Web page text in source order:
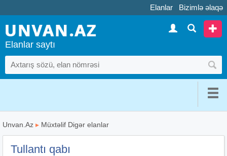
Elanlar Bizimlə əlaqə
Elanlar saytı
Unvan.Az ▸ Müxtəlif Digər elanlar
Tullantı qabı